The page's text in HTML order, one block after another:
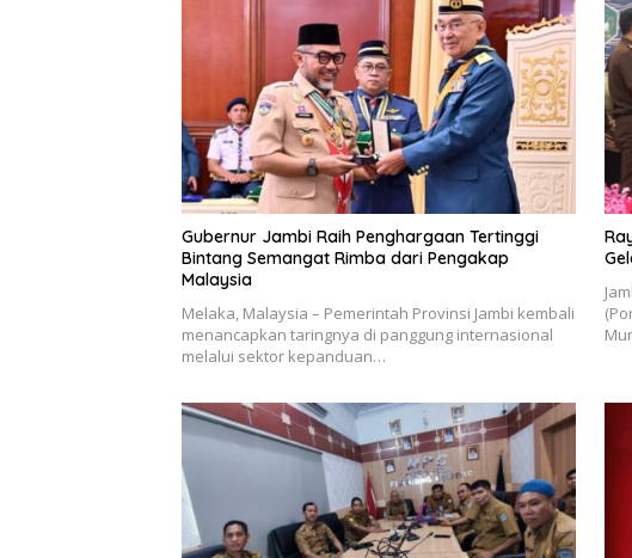
Gubernur Jambi Raih Penghargaan Tertinggi
Bintang Semangat Rimba dari Pengakap
Malaysia
Melaka, Malaysia – Pemerintah Provinsi Jambi kembali
menancapkan taringnya di panggung internasional
melalui sektor kepanduan…